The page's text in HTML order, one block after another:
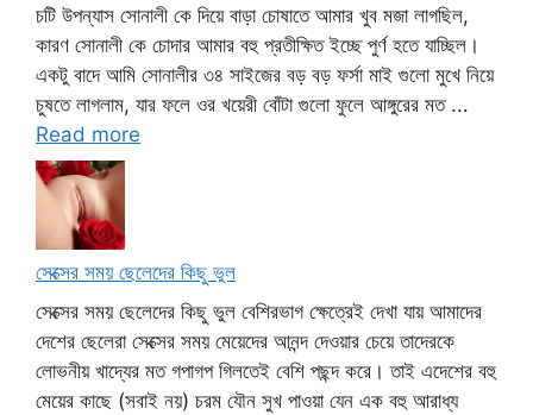
চটি উপন্যাস সোনালী কে দিয়ে বাড়া চোষাতে আমার খুব মজা লাগছিল,
কারণ সোনালী কে চোদার আমার বহু প্রতীক্ষিত ইচ্ছে পুর্ণ হতে যাচ্ছিল।
একটু বাদে আমি সোনালীর ৩৪ সাইজের বড় বড় ফর্সা মাই গুলো মুখে নিয়ে
চুষতে লাগলাম, যার ফলে ওর খয়েরী বোঁটা গুলো ফুলে আঙ্গুরের মত ...
Read more
সেক্সের সময় ছেলেদের কিছু ভুল
সেক্সের সময় ছেলেদের কিছু ভুল বেশিরভাগ ক্ষেত্রেই দেখা যায় আমাদের
দেশের ছেলেরা সেক্সের সময় মেয়েদের আনন্দ দেওয়ার চেয়ে তাদেরকে
লোভনীয় খাদ্যের মত গপাগপ গিলতেই বেশি পছন্দ করে। তাই এদেশের বহু
মেয়ের কাছে (সবাই নয়) চরম যৌন সুখ পাওয়া যেন এক বহু আরাধ্য